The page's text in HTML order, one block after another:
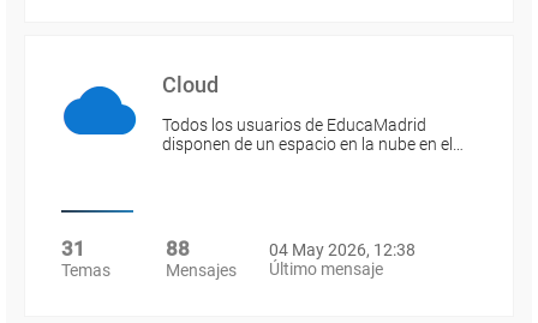
Cloud
Todos los usuarios de EducaMadrid
disponen de un espacio en la nube en el…
31
Temas
88
Mensajes
04 May 2026, 12:38
Último mensaje